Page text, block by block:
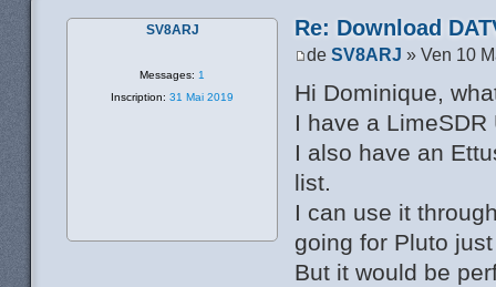
Re: Download
deSV8ARJ » Ven 10
Hi Dominique,
I have a
I also have an
list.
I can use it
going for Pluto
But it would be
SV8ARJ
Messages: 1
Inscription: 31 Mai 2019